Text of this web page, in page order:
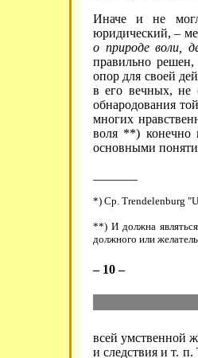
Иначе и не
юридический, –
о природе воли,
правильно
опор для своей
в его вечных, не
обнародования
многих
воля **) конечно
основными
*) Ср. Trendelenburg
**) И должна
должного или
– 10 –
всей умственной
и следствия и т.